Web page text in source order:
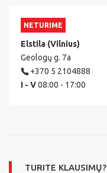
NETURIME
Elstila (Vilnius)
Geologų g. 7a
+370 5 2104888
I - V08:00 - 17:00
TURITE KLAUSIMŲ?